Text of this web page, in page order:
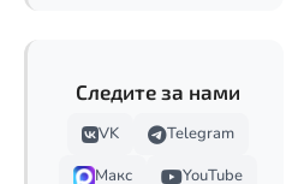
Следите за нами
VK
Telegram
Макс
YouTube